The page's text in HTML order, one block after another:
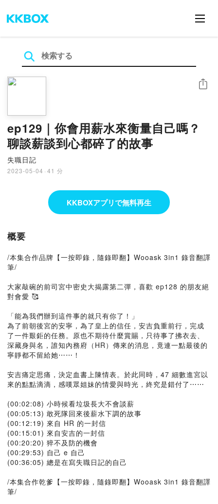
ep129｜你會用薪水來衡量自己嗎？
聊談薪談到心都碎了的故事
失職日記
2023-05-04 · 41 分
シェア
KKBOXアプリで無料再生
概要
/本集合作品牌【一按即錄，隨錄即翻】Wooask 3in1 錄音翻譯
筆/
大家敲碗的前司宮中密史大揭露第二彈，喜歡 ep128 的朋友絕
對會愛 🥰
「能為我們辦到這件事的就只有你了！」
為了前朝後宮的安寧，為了皇上的信任，安吉負重前行，完成
了一件艱鉅的任務。原也不期待什麼賞賜，只待事了拂衣去、
深藏身與名，誰知內務府（HR）傳來的消息，竟連一點最後的
寧靜都不留給她⋯⋯！
安吉痛定思痛，決定血書上陳情表。於此同時，47 細數進宮以
來的點點滴滴，感嘆眾姐妹的情愛與時光，終究是錯付了⋯⋯
(00:02:08) 小時候看垃圾長大不會談薪
(00:05:13) 敢死隊回來後薪水下調的故事
(00:12:19) 來自 HR 的一封信
(00:15:01) 來自安吉的一封信
(00:20:20) 猝不及防的機會
(00:29:53) 自己 e 自己
(00:36:05) 總是在寫失職日記的自己
/本集合作乾爹【一按即錄，隨錄即翻】Wooask 3in1 錄音翻譯
筆/